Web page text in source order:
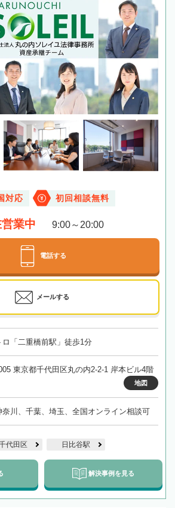
対応 初回相談無料
業中 9:00～20:00
電話する
メールする
ロ「二重橋前駅」徒歩1分
東京都千代田区丸の内2-2-1 岸本ビル4階
地図
奈川、千葉、埼玉、全国オンライン相談可
代田区 日比谷駅
解決事例を見る